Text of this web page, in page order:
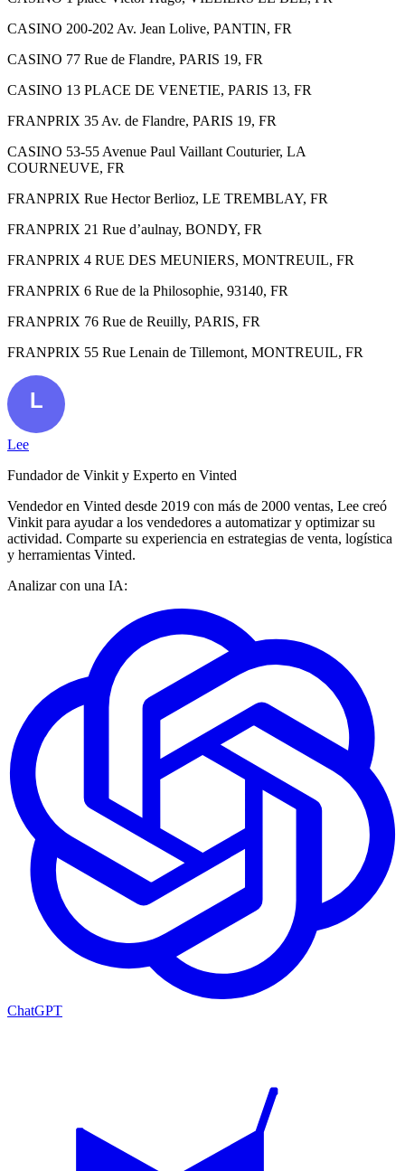
CASINO 200-202 Av. Jean Lolive, PANTIN, FR
CASINO 77 Rue de Flandre, PARIS 19, FR
CASINO 13 PLACE DE VENETIE, PARIS 13, FR
FRANPRIX 35 Av. de Flandre, PARIS 19, FR
CASINO 53-55 Avenue Paul Vaillant Couturier, LA
COURNEUVE, FR
FRANPRIX Rue Hector Berlioz, LE TREMBLAY, FR
FRANPRIX 21 Rue d’aulnay, BONDY, FR
FRANPRIX 4 RUE DES MEUNIERS, MONTREUIL, FR
FRANPRIX 6 Rue de la Philosophie, 93140, FR
FRANPRIX 76 Rue de Reuilly, PARIS, FR
FRANPRIX 55 Rue Lenain de Tillemont, MONTREUIL, FR
Lee
Fundador de Vinkit y Experto en Vinted
Vendedor en Vinted desde 2019 con más de 2000 ventas, Lee creó
Vinkit para ayudar a los vendedores a automatizar y optimizar su
actividad. Comparte su experiencia en estrategias de venta, logística
y herramientas Vinted.
Analizar con una IA:
ChatGPT